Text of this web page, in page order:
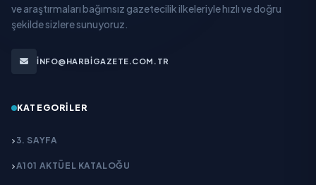
ve araştırmaları bağımsız gazetecilik ilkeleriyle hızlı ve doğru
şekilde sizlere sunuyoruz.
INFO@HARBIGAZETE.COM.TR
KATEGORILER
3. SAYFA
A101 AKTÜEL KATALOĞU